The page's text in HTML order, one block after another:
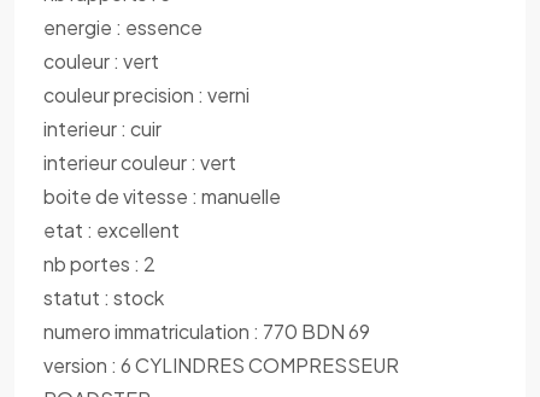
energie : essence
couleur : vert
couleur precision : verni
interieur : cuir
interieur couleur : vert
boite de vitesse : manuelle
etat : excellent
nb portes : 2
statut : stock
numero immatriculation : 770 BDN 69
version : 6 CYLINDRES COMPRESSEUR